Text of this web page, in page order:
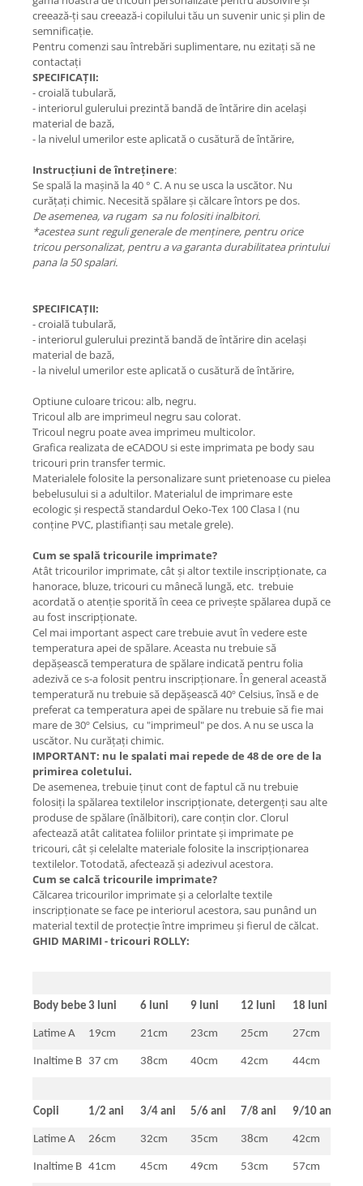
creează-ți sau creează-i copilului tău un suvenir unic și plin de
semnificație.
Pentru comenzi sau întrebări suplimentare, nu ezitați să ne
contactați
SPECIFICAȚII:
- croială tubulară,
- interiorul gulerului prezintă bandă de întărire din același
material de bază,
- la nivelul umerilor este aplicată o cusătură de întărire,
Instrucțiuni de întreținere:
Se spală la mașină la 40 ° C. A nu se usca la uscător. Nu
curățați chimic. Necesită spălare și călcare întors pe dos.
De asemenea, va rugam sa nu folositi inalbitori.
*acestea sunt reguli generale de menținere, pentru orice
tricou personalizat, pentru a va garanta durabilitatea printului
pana la 50 spalari.
SPECIFICAȚII:
- croială tubulară,
- interiorul gulerului prezintă bandă de întărire din același
material de bază,
- la nivelul umerilor este aplicată o cusătură de întărire,
Optiune culoare tricou: alb, negru.
Tricoul alb are imprimeul negru sau colorat.
Tricoul negru poate avea imprimeu multicolor.
Grafica realizata de eCADOU si este imprimata pe body sau
tricouri prin transfer termic.
Materialele folosite la personalizare sunt prietenoase cu pielea
bebelusului si a adultilor. Materialul de imprimare este
ecologic și respectă standardul Oeko-Tex 100 Clasa I (nu
conține PVC, plastifianți sau metale grele).
Cum se spală tricourile imprimate?
Atât tricourilor imprimate, cât şi altor textile inscripţionate, ca
hanorace, bluze, tricouri cu mânecă lungă, etc. trebuie
acordată o atenţie sporită în ceea ce priveşte spălarea după ce
au fost inscripţionate.
Cel mai important aspect care trebuie avut în vedere este
temperatura apei de spălare. Aceasta nu trebuie să
depăşească temperatura de spălare indicată pentru folia
adezivă ce s-a folosit pentru inscripţionare. În general această
temperatură nu trebuie să depăşească 40º Celsius, însă e de
preferat ca temperatura apei de spălare nu trebuie să fie mai
mare de 30º Celsius, cu "imprimeul" pe dos. A nu se usca la
uscător. Nu curățați chimic.
IMPORTANT: nu le spalati mai repede de 48 de ore de la
primirea coletului.
De asemenea, trebuie ţinut cont de faptul că nu trebuie
folosiţi la spălarea textilelor inscripţionate, detergenţi sau alte
produse de spălare (înălbitori), care conţin clor. Clorul
afectează atât calitatea foliilor printate şi imprimate pe
tricouri, cât şi celelalte materiale folosite la inscripţionarea
textilelor. Totodată, afectează şi adezivul acestora.
Cum se calcă tricourile imprimate?
Călcarea tricourilor imprimate şi a celorlalte textile
inscripţionate se face pe interiorul acestora, sau punând un
material textil de protecţie între imprimeu şi fierul de călcat.
GHID MARIMI - tricouri ROLLY:
Body bebe 3 luni 6 luni 9 luni 12 luni 18 luni
Latime A 19cm 21cm 23cm 25cm 27cm
Inaltime B 37 cm 38cm 40cm 42cm 44cm
Copii 1/2 ani 3/4 ani 5/6 ani 7/8 ani 9/10 ani
Latime A 26cm 32cm 35cm 38cm 42cm
Inaltime B 41cm 45cm 49cm 53cm 57cm